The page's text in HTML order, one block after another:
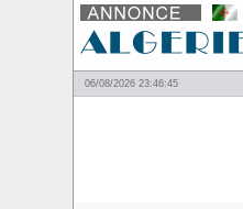
06/08/2026 23:46:45